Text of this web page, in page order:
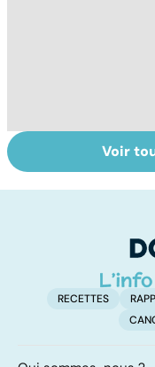
Dérèglement
hormonal : et si
Voir
RECETTES